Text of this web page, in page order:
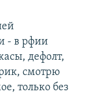
- в рфии
дефолт,
смотрю
только без